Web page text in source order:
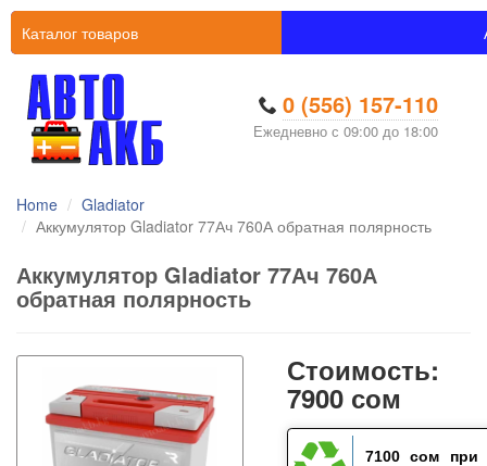
Каталог товаров
0 (556) 157-110
Ежедневно с 09:00 до 18:00
Home
Gladiator
Аккумулятор Gladiator 77Ач 760А обратная полярность
Аккумулятор Gladiator 77Ач 760А
обратная полярность
Стоимость:
7900 сом
7100 сом при